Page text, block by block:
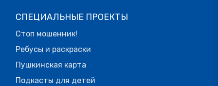
СПЕЦИАЛЬНЫЕ ПРОЕКТЫ
Стоп мошенник!
Ребусы и раскраски
Пушкинская карта
Подкасты для детей